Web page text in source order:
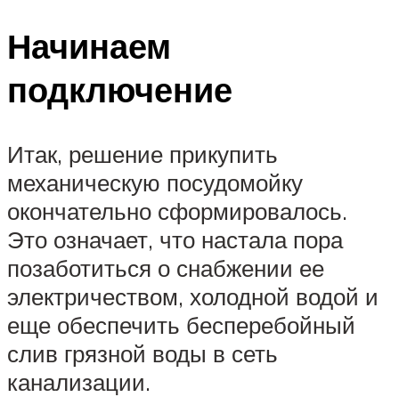
Начинаем
подключение
Итак, решение прикупить
механическую посудомойку
окончательно сформировалось.
Это означает, что настала пора
позаботиться о снабжении ее
электричеством, холодной водой и
еще обеспечить бесперебойный
слив грязной воды в сеть
канализации.